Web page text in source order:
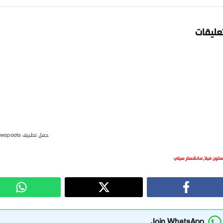
حمل تطبيق newspoots
فيلا,مانشستر سيتي